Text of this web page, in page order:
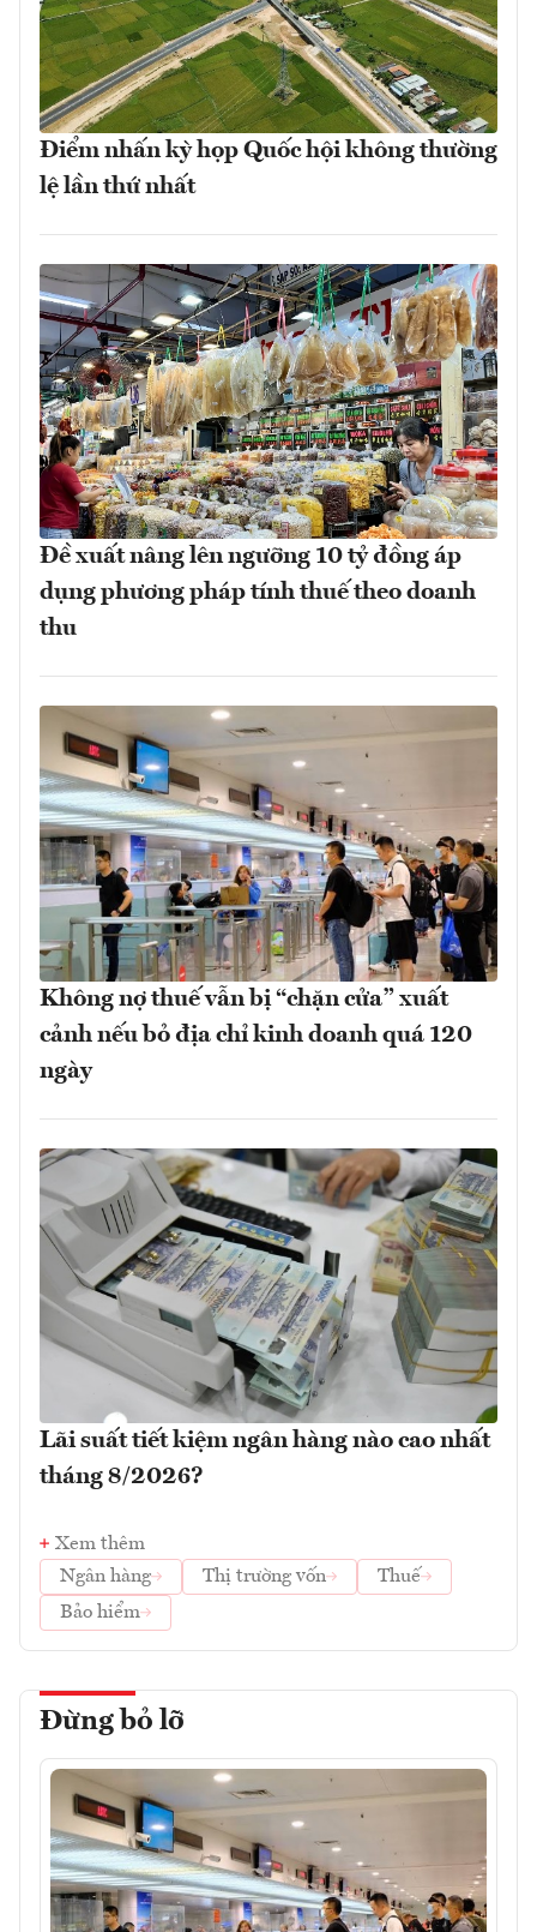
Điểm nhấn kỳ họp Quốc hội không thường
lệ lần thứ nhất
Đề xuất nâng lên ngưỡng 10 tỷ đồng áp
dụng phương pháp tính thuế theo doanh
thu
Không nợ thuế vẫn bị “chặn cửa” xuất
cảnh nếu bỏ địa chỉ kinh doanh quá 120
ngày
Lãi suất tiết kiệm ngân hàng nào cao nhất
tháng 8/2026?
Xem thêm
Ngân hàng
Thị trường vốn
Thuế
Bảo hiểm
Đừng bỏ lỡ